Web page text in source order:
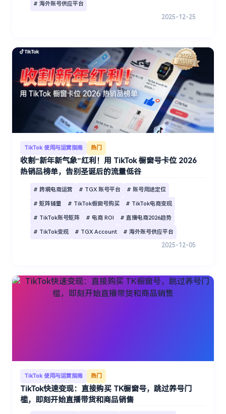
# 海外账号供应平台
2025-12-25
TikTok 使用与运营指南 热门
收割“新年新气象”红利！用 TikTok 橱窗号卡位 2026
热销品榜单，告别圣诞后的流量低谷
# 跨境电商运营 # TGX 账号平台 # 账号用途定位
# 矩阵铺量 # TikTok橱窗号购买 # TikTok电商变现
# TikTok账号矩阵 # 电商 ROI # 直播电商2026趋势
# TikTok变现 # TGX Account # 海外账号供应平台
2025-12-05
TikTok 使用与运营指南 热门
TikTok快速变现：直接购买 TK橱窗号，跳过养号门
槛，即刻开始直播带货和商品销售